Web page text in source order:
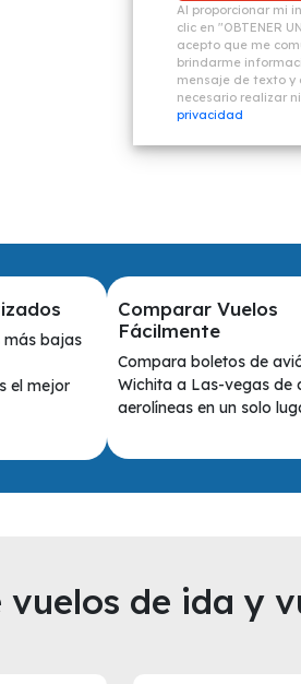
Al proporcionar mi
clic en "OBTENER
acepto que me
brindarme
mensaje de texto y
necesario realizar
privacidad
más bajas
el mejor
Comparar Vuelos
Fácilmente
Compara boletos de
Wichita a Las-vegas de
aerolíneas en un solo
de ida y